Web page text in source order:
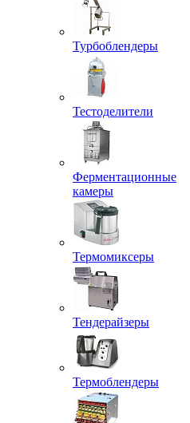
Турбоблендеры
Тестоделители
Ферментационные
камеры
Термомиксеры
Тендерайзеры
Термоблендеры